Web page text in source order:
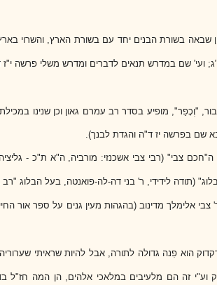
שבאה בשורת הבנים יחד עם בשורת הארץ, והשרוי
ועי' שם במדרש תנאים לדברים ומדרש משלי פרשה י"ז
"וְכָפַר", מופיע בסדר רב עמרם גאון וכן שנינו
שם בפרשה יז ד"ה והגדת לבנך).
(תודה לידידי, ר' בני דה-לה-פואנטה, בעל הבלוג "רב
צבי אלימלך מדינוב (בהגהות מעין גנים על ספר אור
הוא פִנה גדולה לתורה, אבל להיות שראיתי
וע"י זה הם מלעיבים במלאכי אלהים, הן המה חז"ל